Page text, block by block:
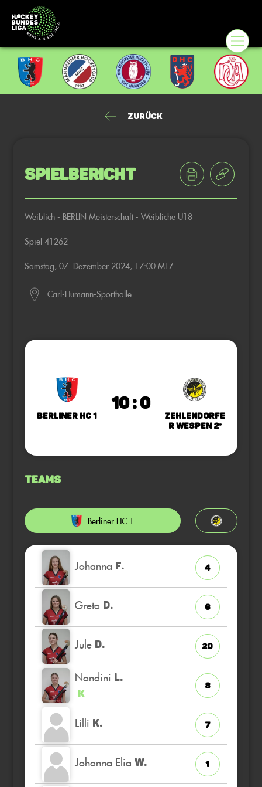
Zurück
Spielbericht
Weiblich - BERLIN Meisterschaft - Weibliche U18
Spiel 41262
Samstag, 07. Dezember 2024, 17:00 MEZ
Carl-Humann-Sporthalle
Berliner HC 1
10 : 0
Zehlendorfe
r Wespen 2*
Teams
Berliner HC 1
Johanna F. 4
Greta D. 6
Jule D. 20
Nandini L.
K
8
Lilli K. 7
Johanna Elia W. 1